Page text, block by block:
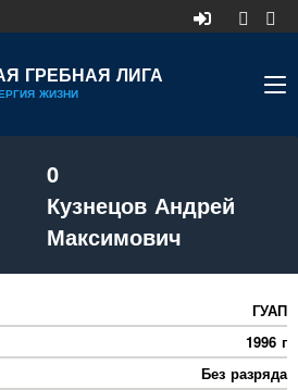
ГРЕБНАЯ ЛИГА
ЖИЗНИ
КАЛЕНДАРЬ
ДИВИЗИОНЫ
УЧАСТНИКИ
РЕЙТИНГ
0
Кузнецов Андрей
Максимович
ГУАП
1996 г
Без разряда